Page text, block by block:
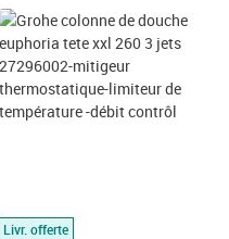
Livr. offerte
Prix 618,23€